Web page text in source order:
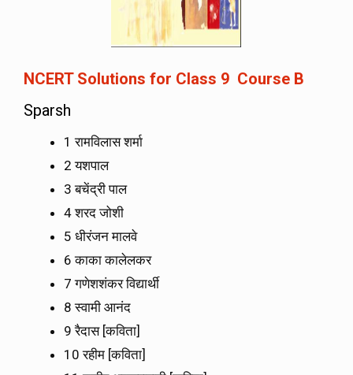
NCERT Solutions for Class 9 Course B
Sparsh
1 रामविलास शर्मा
2 यशपाल
3 बचेंद्री पाल
4 शरद जोशी
5 धीरंजन मालवे
6 काका कालेलकर
7 गणेशशंकर विद्यार्थी
8 स्वामी आनंद
9 रैदास [कविता]
10 रहीम [कविता]